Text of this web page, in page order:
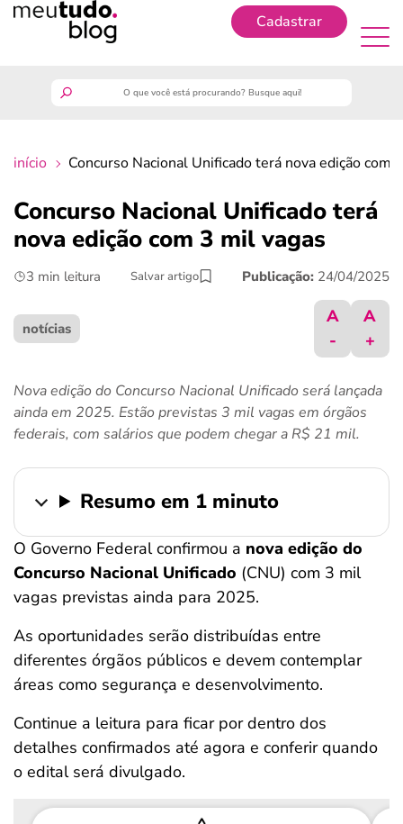
Cadastrar
finanças
benefícios
crédito fácil
ferramentas
início Concurso Nacional Unificado terá nova edição com
Concurso Nacional Unificado terá
nova edição com 3 mil vagas
3 min leitura Salvar artigo Publicação: 24/04/2025
notícias
A
-
A
+
Nova edição do Concurso Nacional Unificado será lançada
ainda em 2025. Estão previstas 3 mil vagas em órgãos
federais, com salários que podem chegar a R$ 21 mil.
Resumo em 1 minuto
O Governo Federal confirmou a nova edição do
Concurso Nacional Unificado (CNU) com 3 mil
vagas previstas ainda para 2025.
As oportunidades serão distribuídas entre
diferentes órgãos públicos e devem contemplar
áreas como segurança e desenvolvimento.
Continue a leitura para ficar por dentro dos
detalhes confirmados até agora e conferir quando
o edital será divulgado.